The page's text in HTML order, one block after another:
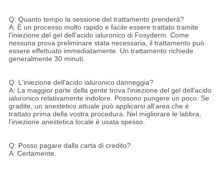
Q: Quanto tempo la sessione del trattamento prenderà?
A: È un processo molto rapido e facile essere trattato tramite
l'iniezione del gel dell'acido ialuronico di Fosyderm. Come
nessuna prova preliminare stata necessaria, il trattamento può
essere effettuato immediatamente. Un trattamento richiede
generalmente 30 minuti.
Q: L'iniezione dell'acido ialuronico danneggia?
A: La maggior parte della gente trova l'iniezione del gel dell'acido
ialuronico relativamente indolore. Possono pungere un poco. Se
gradite, un anestetico attuale può applicarsi all'area che è
trattato prima della vostra procedura. Nel migliorare le labbra,
l'iniezione anestetica locale è usata spesso.
Q: Posso pagare dalla carta di credito?
A: Certamente.